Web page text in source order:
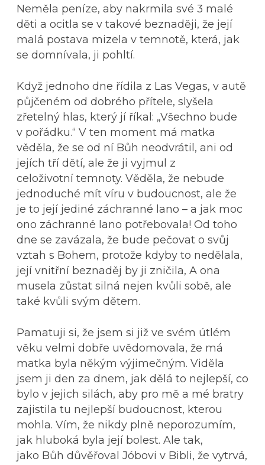
Neměla peníze, aby nakrmila své 3 malé
děti a ocitla se v takové beznaději, že její
malá postava mizela v temnotě, která, jak
se domnívala, ji pohltí.
Když jednoho dne řídila z Las Vegas, v autě
půjčeném od dobrého přítele, slyšela
zřetelný hlas, který jí říkal: „Všechno bude
v pořádku.“ V ten moment má matka
věděla, že se od ní Bůh neodvrátil, ani od
jejích tří dětí, ale že ji vyjmul z
celoživotní temnoty. Věděla, že nebude
jednoduché mít víru v budoucnost, ale že
je to její jediné záchranné lano – a jak moc
ono záchranné lano potřebovala! Od toho
dne se zavázala, že bude pečovat o svůj
vztah s Bohem, protože kdyby to nedělala,
její vnitřní beznaděj by ji zničila, A ona
musela zůstat silná nejen kvůli sobě, ale
také kvůli svým dětem.
Pamatuji si, že jsem si již ve svém útlém
věku velmi dobře uvědomovala, že má
matka byla někým výjimečným. Viděla
jsem ji den za dnem, jak dělá to nejlepší, co
bylo v jejich silách, aby pro mě a mé bratry
zajistila tu nejlepší budoucnost, kterou
mohla. Vím, že nikdy plně neporozumím,
jak hluboká byla její bolest. Ale tak,
jako Bůh důvěřoval Jóbovi v Bibli, že vytrvá,